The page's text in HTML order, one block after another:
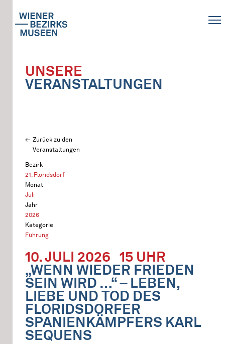
UNSERE
VERANSTALTUNGEN
Zurück zu den
Veranstaltungen
Bezirk
21. Floridsdorf
Monat
Juli
Jahr
2026
Kategorie
Führung
10. JULI 2026 15 UHR
„WENN WIEDER FRIEDEN
SEIN WIRD …“ – LEBEN,
LIEBE UND TOD DES
FLORIDSDORFER
SPANIENKÄMPFERS KARL
SEQUENS